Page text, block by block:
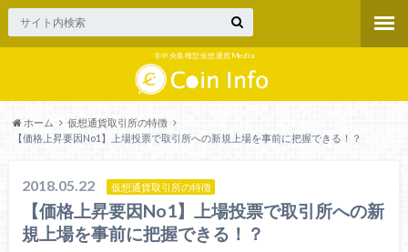
非中央集権型仮想通貨Media
ホーム
仮想通貨取引所の特徴
【価格上昇要因No1】上場投票で取引所への新規上場を事前に把握できる！？
2018.05.22 仮想通貨取引所の特徴
【価格上昇要因No1】上場投票で取引所への新
規上場を事前に把握できる！？